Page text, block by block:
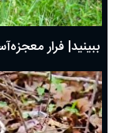
ببینید| فرار